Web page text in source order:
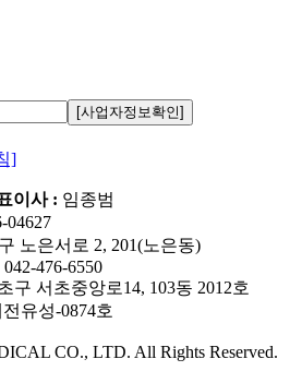
]
이사 : 임종범
04627
노은서로 2, 201(노은동)
042-476-6550
구 서초중앙로14, 103동 2012호
유성-0874호
CO., LTD. All Rights Reserved.